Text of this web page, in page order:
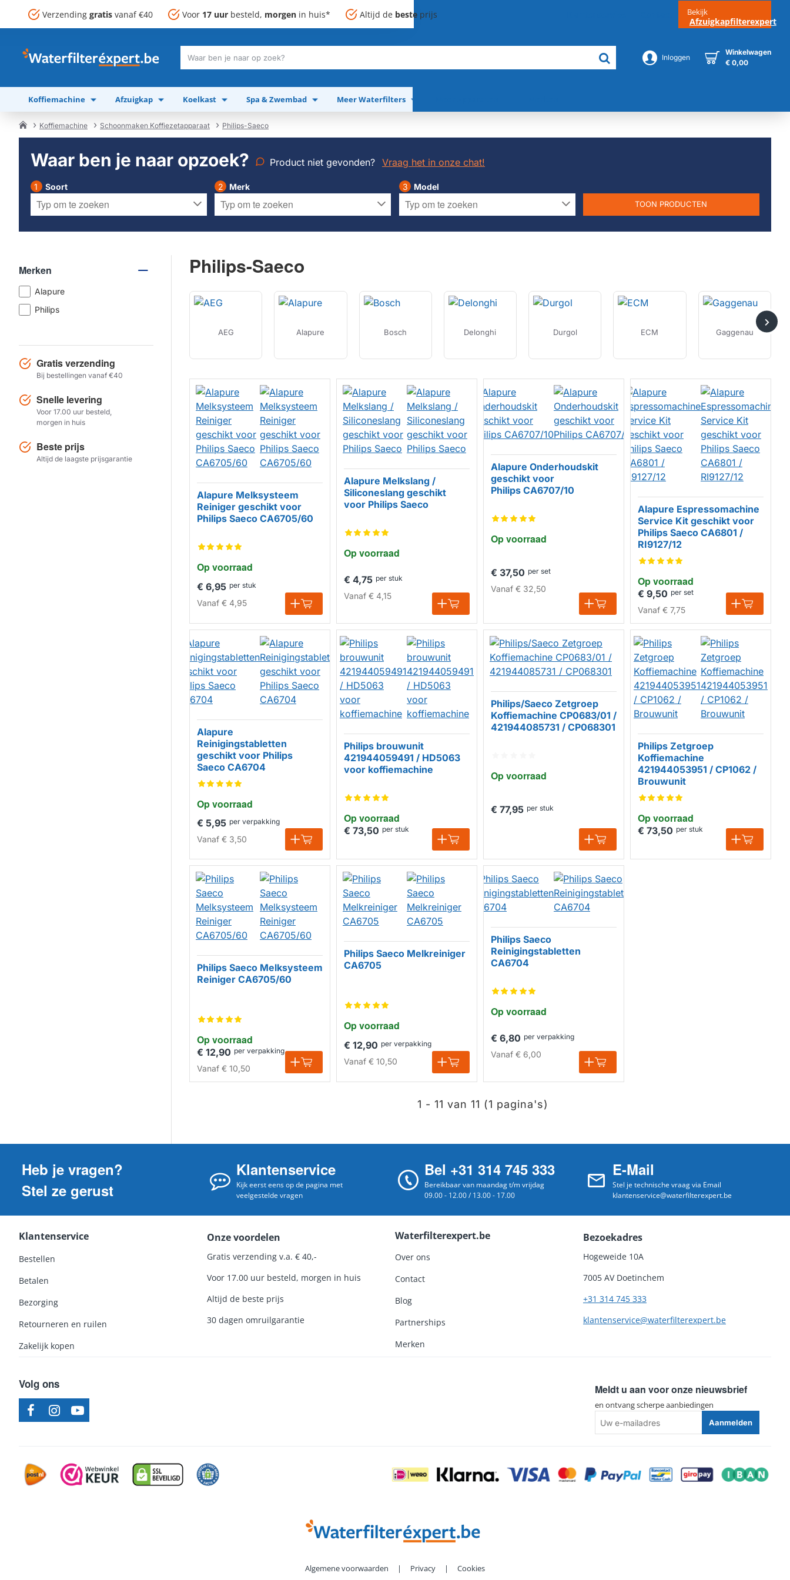
Verzending gratis vanaf €40 Voor 17 uur besteld, morgen in huis* Altijd de beste prijs Bekijk
Afzuigkapfilterexpert
Waar
je
naar
op
zoek?
Inloggen
Winkelwagen
€ 0,00
Koffiemachine Afzuigkap Koelkast Spa & Zwembad Meer Waterfilters
Koffiemachine Schoonmaken Koffiezetapparaat Philips-Saeco
Waar ben je naar opzoek? Product niet gevonden? Vraag het in onze chat!
Soort Merk Model
TOON PRODUCTEN
Merken
Alapure
Philips
Gratis verzending
Bij bestellingen vanaf €40
Snelle levering
Voor 17.00 uur besteld,
morgen in huis
Beste prijs
Altijd de laagste prijsgarantie
Philips-Saeco
AEG Alapure Bosch Delonghi Durgol ECM Gaggenau
Op voorraad
Alapure Melksysteem
Reiniger geschikt voor
Philips Saeco CA6705/60
€ 6,95 per stuk
Vanaf € 4,95
HUISMERK
Op voorraad
Alapure Melkslang /
Siliconeslang geschikt
voor Philips Saeco
€ 4,75 per stuk
Vanaf€ 4,15
Op voorraad
Alapure Onderhoudskit
geschikt voor
Philips CA6707/10
€ 37,50 per set
Vanaf€ 32,50 HUISMERK
Op voorraad
Alapure Espressomachine
Service Kit geschikt voor
Philips Saeco CA6801 /
RI9127/12
€ 9,50 per set
Vanaf€ 7,75
HUISMERK
Op voorraad
Alapure
Reinigingstabletten
geschikt voor Philips
Saeco CA6704
€ 5,95 per verpakking
Vanaf € 3,50
Op voorraad
Philips brouwunit
421944059491 / HD5063
voor koffiemachine
€ 73,50 per stuk
Op voorraad
Philips/Saeco Zetgroep
Koffiemachine CP0683/01 /
421944085731 / CP068301
€ 77,95 per stuk
Op voorraad
Philips Zetgroep
Koffiemachine
421944053951 / CP1062 /
Brouwunit
€ 73,50 per stuk
Op voorraad
Philips Saeco Melksysteem
Reiniger CA6705/60
€ 12,90 per verpakking
Vanaf € 10,50
Op voorraad
Philips Saeco Melkreiniger
CA6705
€ 12,90 per verpakking
Vanaf€ 10,50
Op voorraad
Philips Saeco
Reinigingstabletten
CA6704
€ 6,80 per verpakking
Vanaf€ 6,00
1 - 11 van 11 (1 pagina's)
Heb je vragen?
Stel ze gerust
Klantenservice
Kijk eerst eens op de pagina met
veelgestelde vragen
Bel +31 314 745 333
Bereikbaar van maandag t/m vrijdag
09.00 - 12.00 / 13.00 - 17.00
E-Mail
Stel je technische vraag via Email
klantenservice@waterfilterexpert.be
Klantenservice
Bestellen
Betalen
Bezorging
Retourneren en ruilen
Zakelijk kopen
Onze voordelen
Gratis verzending v.a. € 40,-
Voor 17.00 uur besteld, morgen in huis
Altijd de beste prijs
30 dagen omruilgarantie
Waterfilterexpert.be
Over ons
Contact
Blog
Partnerships
Merken
Bezoekadres
Hogeweide 10A
7005 AV Doetinchem
+31 314 745 333
klantenservice@waterfilterexpert.be
Volg ons Meldt u aan voor onze nieuwsbrief
en ontvang scherpe aanbiedingen
e-
Aanmelden
Algemene voorwaarden | Privacy | Cookies